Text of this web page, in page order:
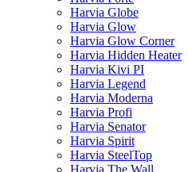
Harvia Globe
Harvia Glow
Harvia Glow Corner
Harvia Hidden Heater
Harvia Kivi PI
Harvia Legend
Harvia Moderna
Harvia Profi
Harvia Senator
Harvia Spirit
Harvia SteelTop
Harvia The Wall